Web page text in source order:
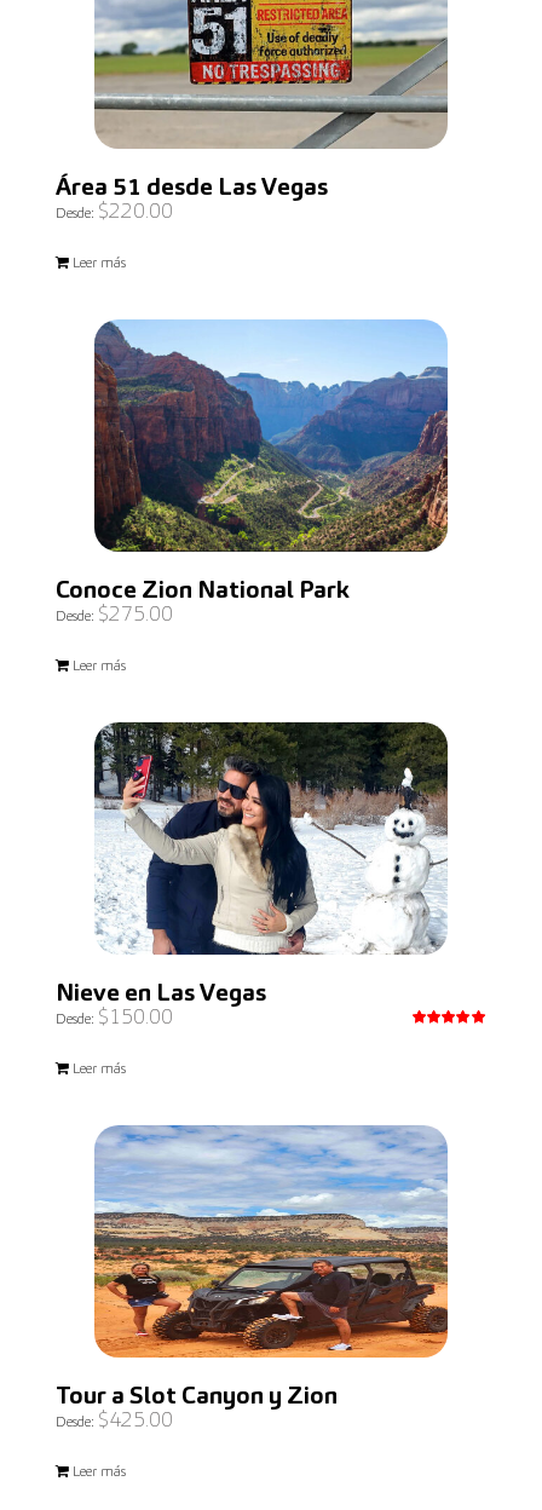
Área 51 desde Las Vegas
Desde: $220.00
Leer más
Conoce Zion National Park
Desde: $275.00
Leer más
Nieve en Las Vegas
Desde: $150.00
Leer más
Tour a Slot Canyon y Zion
Desde: $425.00
Leer más